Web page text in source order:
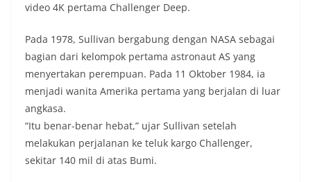
video 4K pertama Challenger Deep.
Pada 1978, Sullivan bergabung dengan NASA sebagai
bagian dari kelompok pertama astronaut AS yang
menyertakan perempuan. Pada 11 Oktober 1984, ia
menjadi wanita Amerika pertama yang berjalan di luar
angkasa.
“Itu benar-benar hebat,” ujar Sullivan setelah
melakukan perjalanan ke teluk kargo Challenger,
sekitar 140 mil di atas Bumi.